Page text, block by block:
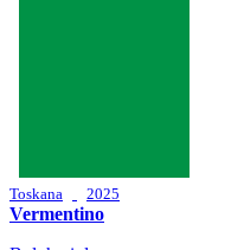
Toskana 2025
Vermentino